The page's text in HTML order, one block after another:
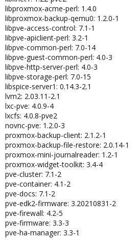
libproxmox-acme-perl: 1.4.0
libproxmox-backup-qemu0: 1.2.0-1
libpve-access-control: 7.1-1
libpve-apiclient-perl: 3.2-1
libpve-common-perl: 7.0-14
libpve-guest-common-perl: 4.0-3
libpve-http-server-perl: 4.0-3
libpve-storage-perl: 7.0-15
libspice-server1: 0.14.3-2.1
lvm2: 2.03.11-2.1
lxc-pve: 4.0.9-4
lxcfs: 4.0.8-pve2
novnc-pve: 1.2.0-3
proxmox-backup-client: 2.1.2-1
proxmox-backup-file-restore: 2.0.14-1
proxmox-mini-journalreader: 1.2-1
proxmox-widget-toolkit: 3.4-4
pve-cluster: 7.1-2
pve-container: 4.1-2
pve-docs: 7.1-2
pve-edk2-firmware: 3.20210831-2
pve-firewall: 4.2-5
pve-firmware: 3.3-3
pve-ha-manager: 3.3-1